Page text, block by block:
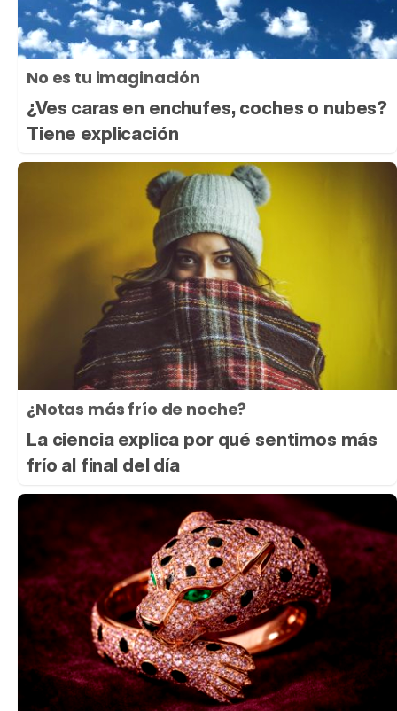
No es tu imaginación
¿Ves caras en enchufes, coches o nubes?
Tiene explicación
¿Notas más frío de noche?
La ciencia explica por qué sentimos más
frío al final del día